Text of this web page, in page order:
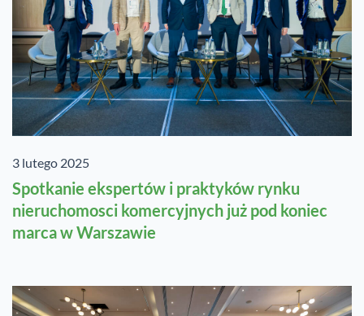
3 lutego 2025
Spotkanie ekspertów i praktyków rynku
nieruchomosci komercyjnych już pod koniec
marca w Warszawie